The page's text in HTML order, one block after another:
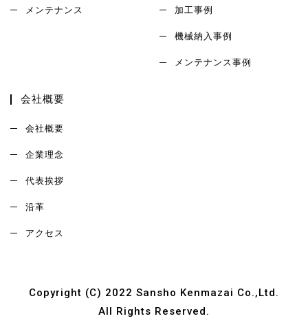
メンテナンス 加工事例
機械納入事例
メンテナンス事例
会社概要
会社概要
企業理念
代表挨拶
沿革
アクセス
Copyright (C) 2022 Sansho Kenmazai Co.,Ltd.
All Rights Reserved.